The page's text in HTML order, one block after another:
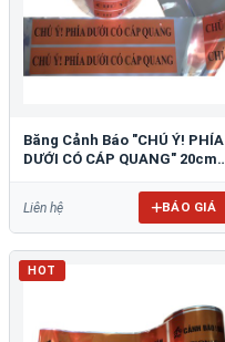
Băng Cảnh Báo "CHÚ Ý! PHÍA
DƯỚI CÓ CÁP QUANG" 20cm
Liên hệ BÁO GIÁ
HOT